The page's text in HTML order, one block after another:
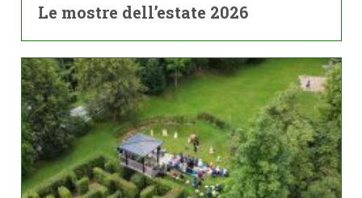
Le mostre dell’estate 2026